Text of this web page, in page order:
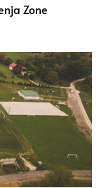
Zone